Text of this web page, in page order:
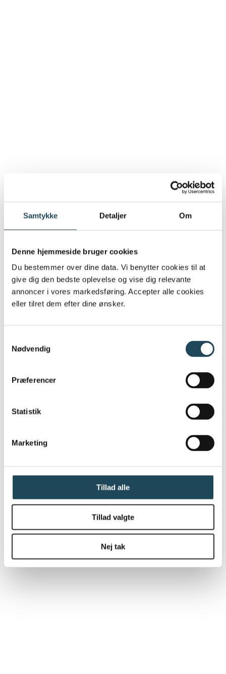
Samtykke Detaljer Om
Denne hjemmeside bruger cookies
Du bestemmer over dine data. Vi benytter cookies til at
give dig den bedste oplevelse og vise dig relevante
annoncer i vores markedsføring. Accepter alle cookies
eller tilret dem efter dine ønsker.
Nødvendig
Præferencer
Statistik
Marketing
Tillad alle
Tillad valgte
Nej tak